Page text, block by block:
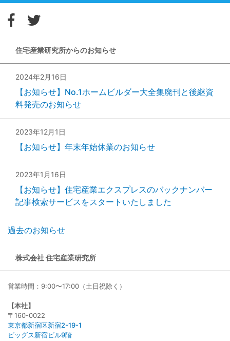
住宅産業研究所からのお知らせ
2024年2月16日
【お知らせ】No.1ホームビルダー大全集廃刊と後継資
料発売のお知らせ
2023年12月1日
【お知らせ】年末年始休業のお知らせ
2023年1月16日
【お知らせ】住宅産業エクスプレスのバックナンバー
記事検索サービスをスタートいたしました
過去のお知らせ
株式会社 住宅産業研究所
営業時間：9:00〜17:00（土日祝除く）
【本社】
〒160-0022
東京都新宿区新宿2-19-1
ビッグス新宿ビル9階